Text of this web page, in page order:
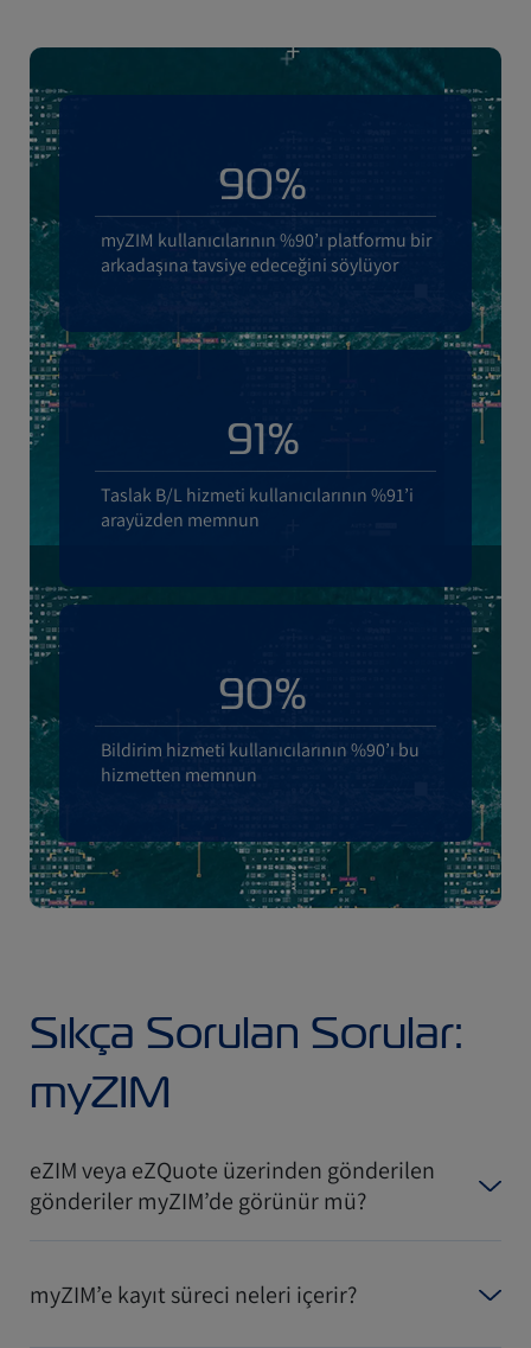
90%
myZIM kullanıcılarının %90’ı platformu bir
arkadaşına tavsiye edeceğini söylüyor
91%
Taslak B/L hizmeti kullanıcılarının %91’i
arayüzden memnun
90%
Bildirim hizmeti kullanıcılarının %90’ı bu
hizmetten memnun
Sıkça Sorulan Sorular:
myZIM
eZIM veya eZQuote üzerinden gönderilen
gönderiler myZIM’de görünür mü?
myZIM’e kayıt süreci neleri içerir?